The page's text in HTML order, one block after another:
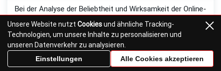
Bei der Analyse der Beliebtheit und Wirksamkeit der Online-
Heiratsvermittlung chinesischer Frauen haben wir
herausgefunden, dass spezialisierte Dating-Sites am
besten für Menschen geeignet sind, die auf der Suche
nach einer ernsthaften Beziehung sind. Singles, die
ernsthafte Absichten haben, entscheiden sich für
Unsere Website nutzt Cookiesund ähnliche Tracking-
Technologien, um unsere Inhalte zu personalisieren und
unseren Datenverkehr zu analysieren.
Einstellungen
Alle Cookies akzeptieren